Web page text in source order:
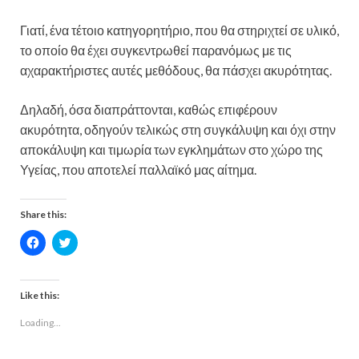
Γιατί, ένα τέτοιο κατηγορητήριο, που θα στηριχτεί σε υλικό,
το οποίο θα έχει συγκεντρωθεί παρανόμως με τις
αχαρακτήριστες αυτές μεθόδους, θα πάσχει ακυρότητας.
Δηλαδή, όσα διαπράττονται, καθώς επιφέρουν
ακυρότητα, οδηγούν τελικώς στη συγκάλυψη και όχι στην
αποκάλυψη και τιμωρία των εγκλημάτων στο χώρο της
Υγείας, που αποτελεί παλλαϊκό μας αίτημα.
Share this:
C
l
k
t
o
h
C
l
Like this:
Loading...